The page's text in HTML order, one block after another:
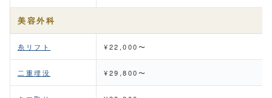
美容外科
糸リフト ¥22,000〜
二重埋没 ¥29,800〜